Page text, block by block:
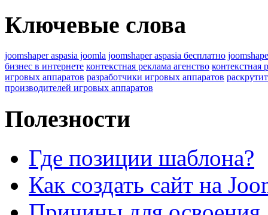
Ключевые слова
joomshaper aspasia joomla joomshaper aspasia бесплатно
бизнес в интернете контекстная реклама агенство контекстная
игровых аппаратов разработчики игровых аппаратов
производителей игровых аппаратов
Полезности
Где позиции шаблона?
Как создать сайт на